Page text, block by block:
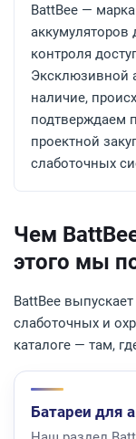
BattBee —
аккумуляторов
контроля
Эксклюзивной
наличие,
подтверждаем
проектной
слаботочных
Чем
этого мы
BattBee
слаботочных и
каталоге — там,
Батареи для